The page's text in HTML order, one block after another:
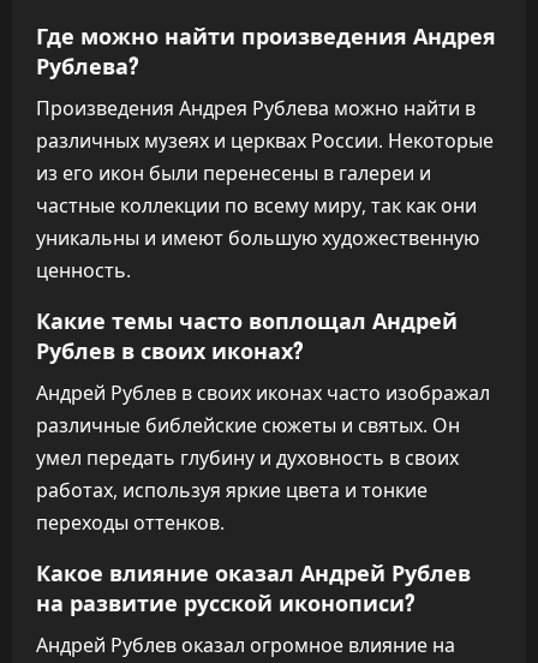
Где можно найти произведения Андрея
Рублева?
Произведения Андрея Рублева можно найти в
различных музеях и церквах России. Некоторые
из его икон были перенесены в галереи и
частные коллекции по всему миру, так как они
уникальны и имеют большую художественную
ценность.
Какие темы часто воплощал Андрей
Рублев в своих иконах?
Андрей Рублев в своих иконах часто изображал
различные библейские сюжеты и святых. Он
умел передать глубину и духовность в своих
работах, используя яркие цвета и тонкие
переходы оттенков.
Какое влияние оказал Андрей Рублев
на развитие русской иконописи?
Андрей Рублев оказал огромное влияние на